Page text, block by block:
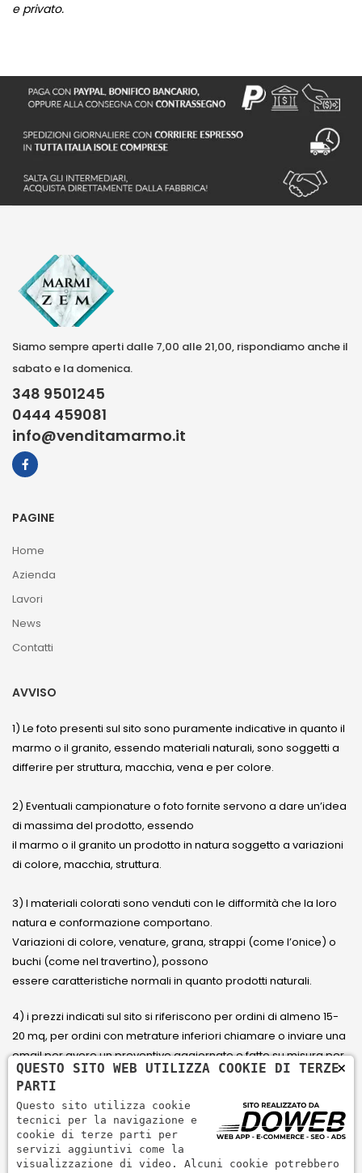
e privato.
Siamo sempre aperti dalle 7,00 alle 21,00, rispondiamo anche il
sabato e la domenica.
348 9501245
0444 459081
info@venditamarmo.it
PAGINE
Home
Azienda
Lavori
News
Contatti
AVVISO
1) Le foto presenti sul sito sono puramente indicative in quanto il
marmo o il granito, essendo materiali naturali, sono soggetti a
differire per struttura, macchia, vena e per colore.
2) Eventuali campionature o foto fornite servono a dare un’idea
di massima del prodotto, essendo
il marmo o il granito un prodotto in natura soggetto a variazioni
di colore, macchia, struttura.
3) I materiali colorati sono venduti con le difformità che la loro
natura e conformazione comportano.
Variazioni di colore, venature, grana, strappi (come l’onice) o
buchi (come nel travertino), possono
essere caratteristiche normali in quanto prodotti naturali.
4) i prezzi indicati sul sito si riferiscono per ordini di almeno 15-
20 mq, per ordini con metrature inferiori chiamare o inviare una
email per avere un preventivo aggiornato e fatto su misura per
il cliente.
5) Paga con Carta di credito Visa, Visa Electron, Maestro,
Mastercard tramite il circuito PayPal. PayPal serve per pagare,
inviare denaro e accettare pagamenti in modo rapido,
×
QUESTO SITO WEB UTILIZZA COOKIE DI TERZE
PARTI
Questo sito utilizza cookie
tecnici per la navigazione e
cookie di terze parti per
servizi aggiuntivi come la
visualizzazione di video. Alcuni cookie potrebbero